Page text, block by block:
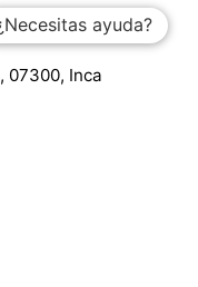
07300, Inca
ayuda?